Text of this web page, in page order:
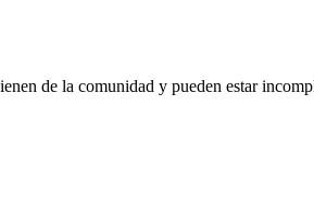
de la comunidad y pueden estar